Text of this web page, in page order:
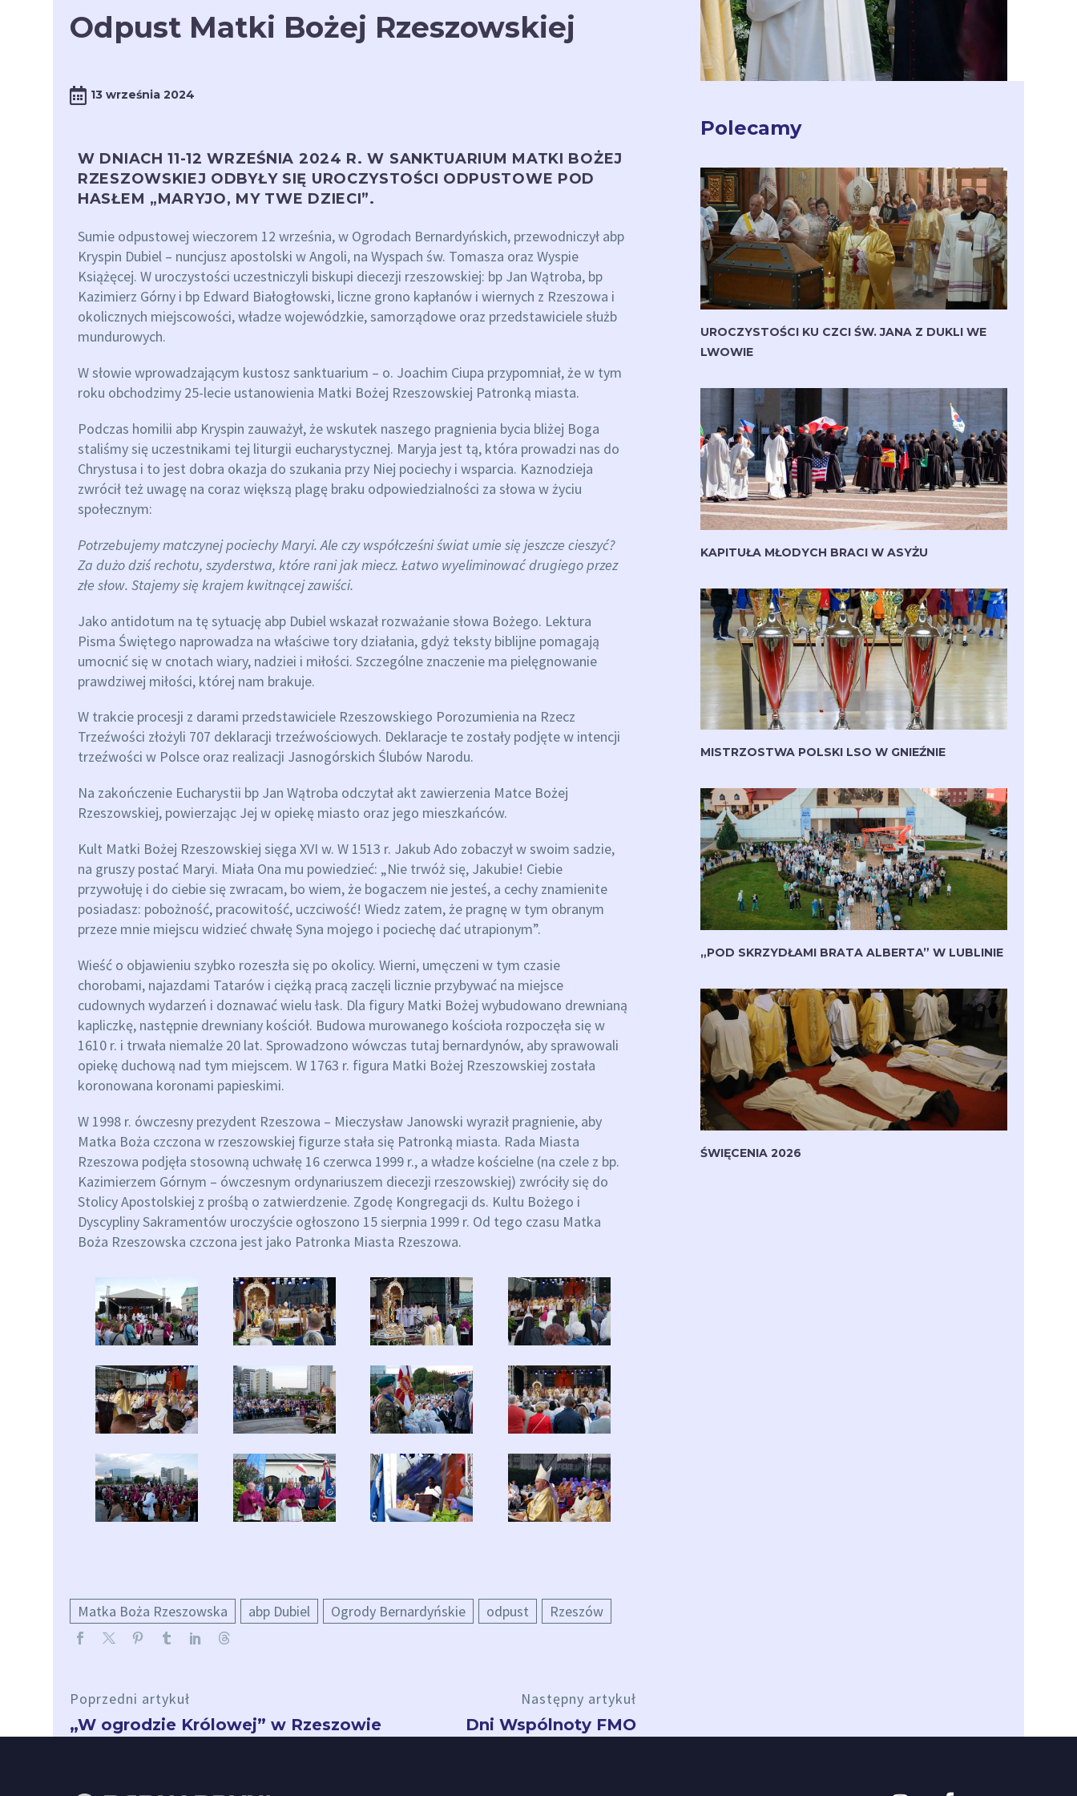
Odpust Matki Bożej Rzeszowskiej
13 września 2024
W DNIACH 11-12 WRZEŚNIA 2024 R. W SANKTUARIUM MATKI BOŻEJ
RZESZOWSKIEJ ODBYŁY SIĘ UROCZYSTOŚCI ODPUSTOWE POD
HASŁEM „MARYJO, MY TWE DZIECI”.
Sumie odpustowej wieczorem 12 września, w Ogrodach Bernardyńskich, przewodniczył abp
Kryspin Dubiel – nuncjusz apostolski w Angoli, na Wyspach św. Tomasza oraz Wyspie
Książęcej. W uroczystości uczestniczyli biskupi diecezji rzeszowskiej: bp Jan Wątroba, bp
Kazimierz Górny i bp Edward Białogłowski, liczne grono kapłanów i wiernych z Rzeszowa i
okolicznych miejscowości, władze wojewódzkie, samorządowe oraz przedstawiciele służb
mundurowych.
W słowie wprowadzającym kustosz sanktuarium – o. Joachim Ciupa przypomniał, że w tym
roku obchodzimy 25-lecie ustanowienia Matki Bożej Rzeszowskiej Patronką miasta.
Podczas homilii abp Kryspin zauważył, że wskutek naszego pragnienia bycia bliżej Boga
staliśmy się uczestnikami tej liturgii eucharystycznej. Maryja jest tą, która prowadzi nas do
Chrystusa i to jest dobra okazja do szukania przy Niej pociechy i wsparcia. Kaznodzieja
zwrócił też uwagę na coraz większą plagę braku odpowiedzialności za słowa w życiu
społecznym:
Potrzebujemy matczynej pociechy Maryi. Ale czy współcześni świat umie się jeszcze cieszyć?
Za dużo dziś rechotu, szyderstwa, które rani jak miecz. Łatwo wyeliminować drugiego przez
złe słow. Stajemy się krajem kwitnącej zawiści.
Jako antidotum na tę sytuację abp Dubiel wskazał rozważanie słowa Bożego. Lektura
Pisma Świętego naprowadza na właściwe tory działania, gdyż teksty biblijne pomagają
umocnić się w cnotach wiary, nadziei i miłości. Szczególne znaczenie ma pielęgnowanie
prawdziwej miłości, której nam brakuje.
W trakcie procesji z darami przedstawiciele Rzeszowskiego Porozumienia na Rzecz
Trzeźwości złożyli 707 deklaracji trzeźwościowych. Deklaracje te zostały podjęte w intencji
trzeźwości w Polsce oraz realizacji Jasnogórskich Ślubów Narodu.
Na zakończenie Eucharystii bp Jan Wątroba odczytał akt zawierzenia Matce Bożej
Rzeszowskiej, powierzając Jej w opiekę miasto oraz jego mieszkańców.
Kult Matki Bożej Rzeszowskiej sięga XVI w. W 1513 r. Jakub Ado zobaczył w swoim sadzie,
na gruszy postać Maryi. Miała Ona mu powiedzieć: „Nie trwóż się, Jakubie! Ciebie
przywołuję i do ciebie się zwracam, bo wiem, że bogaczem nie jesteś, a cechy znamienite
posiadasz: pobożność, pracowitość, uczciwość! Wiedz zatem, że pragnę w tym obranym
przeze mnie miejscu widzieć chwałę Syna mojego i pociechę dać utrapionym”.
Wieść o objawieniu szybko rozeszła się po okolicy. Wierni, umęczeni w tym czasie
chorobami, najazdami Tatarów i ciężką pracą zaczęli licznie przybywać na miejsce
cudownych wydarzeń i doznawać wielu łask. Dla figury Matki Bożej wybudowano drewnianą
kapliczkę, następnie drewniany kościół. Budowa murowanego kościoła rozpoczęła się w
1610 r. i trwała niemalże 20 lat. Sprowadzono wówczas tutaj bernardynów, aby sprawowali
opiekę duchową nad tym miejscem. W 1763 r. figura Matki Bożej Rzeszowskiej została
koronowana koronami papieskimi.
W 1998 r. ówczesny prezydent Rzeszowa – Mieczysław Janowski wyraził pragnienie, aby
Matka Boża czczona w rzeszowskiej figurze stała się Patronką miasta. Rada Miasta
Rzeszowa podjęła stosowną uchwałę 16 czerwca 1999 r., a władze kościelne (na czele z bp.
Kazimierzem Górnym – ówczesnym ordynariuszem diecezji rzeszowskiej) zwróciły się do
Stolicy Apostolskiej z prośbą o zatwierdzenie. Zgodę Kongregacji ds. Kultu Bożego i
Dyscypliny Sakramentów uroczyście ogłoszono 15 sierpnia 1999 r. Od tego czasu Matka
Boża Rzeszowska czczona jest jako Patronka Miasta Rzeszowa.
Matka Boża Rzeszowska abp Dubiel Ogrody Bernardyńskie odpust Rzeszów
Poprzedni artykuł
„W ogrodzie Królowej” w Rzeszowie
Następny artykuł
Dni Wspólnoty FMO
Polecamy
UROCZYSTOŚCI KU CZCI ŚW. JANA Z DUKLI WE
LWOWIE
KAPITUŁA MŁODYCH BRACI W ASYŻU
MISTRZOSTWA POLSKI LSO W GNIEŹNIE
„POD SKRZYDŁAMI BRATA ALBERTA” W LUBLINIE
ŚWIĘCENIA 2026